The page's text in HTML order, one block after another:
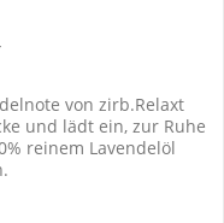
von zirb.Relaxt
und lädt ein, zur Ruhe
reinem Lavendelöl